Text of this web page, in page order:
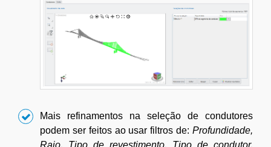
Mais refinamentos na seleção de condutores
podem ser feitos ao usar filtros de: Profundidade,